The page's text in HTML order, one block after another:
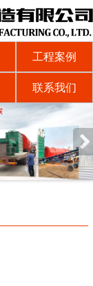
工程案例
联系我们